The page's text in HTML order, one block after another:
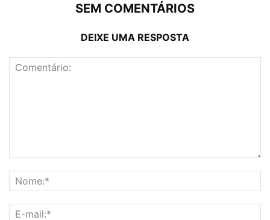
SEM COMENTÁRIOS
DEIXE UMA RESPOSTA